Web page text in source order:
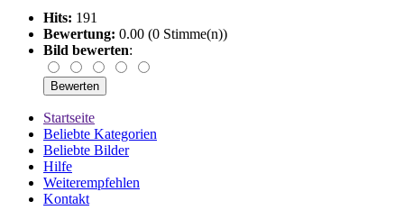
Hits: 191
Bewertung: 0.00 (0 Stimme(n))
Bild bewerten:
Startseite
Beliebte Kategorien
Beliebte Bilder
Hilfe
Weiterempfehlen
Kontakt